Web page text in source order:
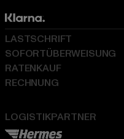
LOGISTIKPARTNER
LASTSCHRIFT
SOFORTÜBERWEISUNG
RATENKAUF
RECHNUNG